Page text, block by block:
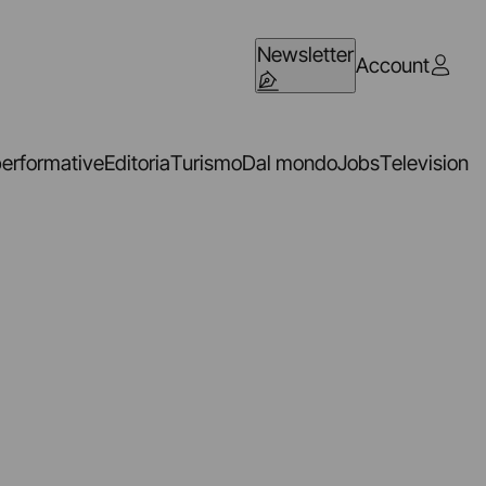
NewsletterAccount
EditoriaTurismoDal mondoJobsTelevision